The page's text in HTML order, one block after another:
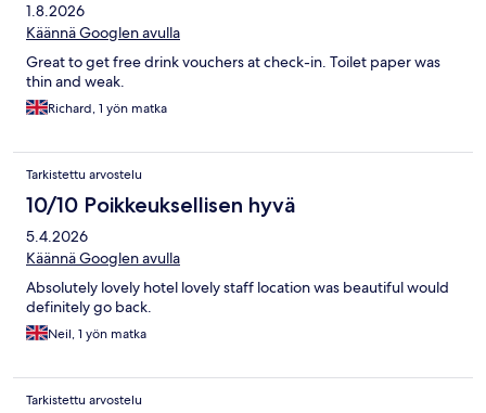
1.8.2026
Käännä Googlen avulla
Great to get free drink vouchers at check-in. Toilet paper was
thin and weak.
Richard, 1 yön matka
Tarkistettu arvostelu
10/10 Poikkeuksellisen hyvä
5.4.2026
Käännä Googlen avulla
Absolutely lovely hotel lovely staff location was beautiful would
definitely go back.
Neil, 1 yön matka
Tarkistettu arvostelu